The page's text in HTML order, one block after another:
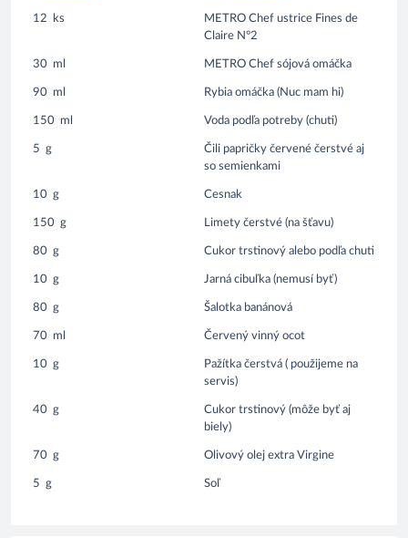
12 ks
METRO Chef ustrice Fines de
Claire N°2
30 ml METRO Chef sójová omáčka
90 ml Rybia omáčka (Nuc mam hi)
150 ml Voda podľa potreby (chuti)
5 g
Čili papričky červené čerstvé aj
so semienkami
10 g Cesnak
150 g Limety čerstvé (na šťavu)
80 g Cukor trstinový alebo podľa chuti
10 g Jarná cibuľka (nemusí byť)
80 g Šalotka banánová
70 ml Červený vinný ocot
10 g
Pažítka čerstvá ( použijeme na
servis)
40 g
Cukor trstinový (môže byť aj
biely)
70 g Olivový olej extra Virgine
5 g Soľ